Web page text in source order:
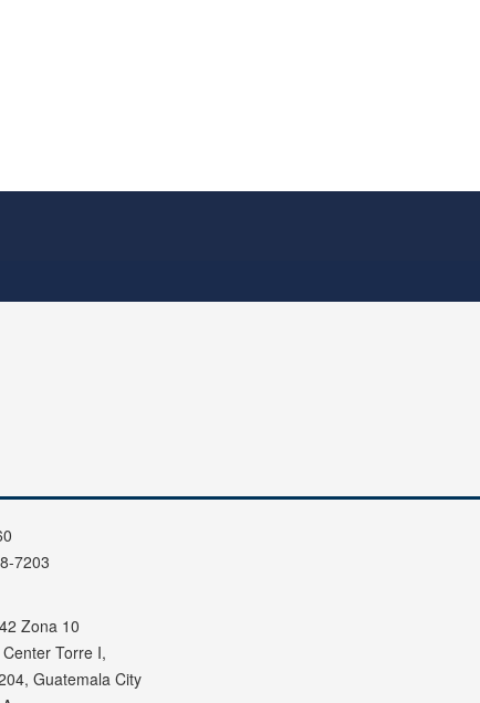
7203
Zona 10
Torre I,
Guatemala City